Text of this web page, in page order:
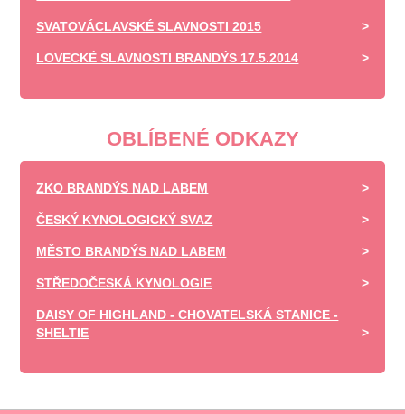
SVATOVÁCLAVSKÉ SLAVNOSTI 2015
LOVECKÉ SLAVNOSTI BRANDÝS 17.5.2014
OBLÍBENÉ ODKAZY
ZKO BRANDÝS NAD LABEM
ČESKÝ KYNOLOGICKÝ SVAZ
MĚSTO BRANDÝS NAD LABEM
STŘEDOČESKÁ KYNOLOGIE
DAISY OF HIGHLAND - CHOVATELSKÁ STANICE -
SHELTIE